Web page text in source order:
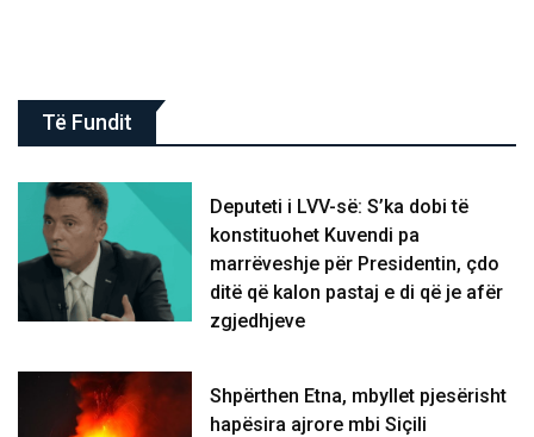
Të Fundit
Deputeti i LVV-së: S’ka dobi të
konstituohet Kuvendi pa
marrëveshje për Presidentin, çdo
ditë që kalon pastaj e di që je afër
zgjedhjeve
Shpërthen Etna, mbyllet pjesërisht
hapësira ajrore mbi Siçili